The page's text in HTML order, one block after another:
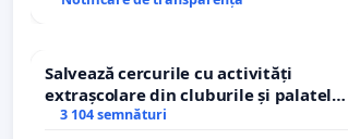
Salvează cercurile cu activități
extrașcolare din cluburile și palatele
copiilor
3 104 semnături